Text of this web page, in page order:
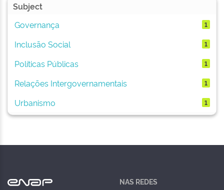
Subject
Governança
1
Inclusão Social 1
Políticas Públicas 1
Relações Intergovernamentais 1
Urbanismo 1
NAS REDES